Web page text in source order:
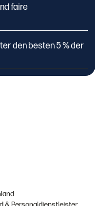
faire
den besten 5 % der